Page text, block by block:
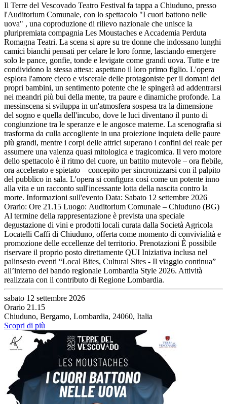
Il Terre del Vescovado Teatro Festival fa tappa a Chiuduno, presso
l'Auditorium Comunale, con lo spettacolo "I cuori battono nelle
uova" , una coproduzione di rilievo nazionale che unisce la
pluripremiata compagnia Les Moustaches e Accademia Perduta
Romagna Teatri. La scena si apre su tre donne che indossano lunghi
camici bianchi pensati per celare le loro forme, lasciando emergere
solo le pance, gonfie, tonde e levigate come grandi uova. Tutte e tre
condividono la stessa attesa: aspettano il loro primo figlio. L'opera
esplora l'amore cieco e viscerale delle protagoniste per il domani dei
propri bambini, un sentimento potente che le spingerà ad addentrarsi
nei meandri più bui della mente, tra paure e dinamiche profonde. La
messinscena si sviluppa in un'atmosfera sospesa tra la dimensione
del sogno e quella dell'incubo, dove le luci diventano il punto di
congiunzione tra le speranze e le angosce materne. La scenografia si
trasforma da culla accogliente in una proiezione inquieta delle paure
più grandi, mentre i corpi delle attrici superano i confini del reale per
assumere una valenza quasi mitologica e tragicomica. Il vero motore
dello spettacolo è il ritmo del cuore, un battito mutevole – ora flebile,
ora accelerato e spietato – concepito per sincronizzarsi con il palpito
del pubblico in sala. L'opera si configura così come un potente inno
alla vita e un racconto sull'incessante lotta della nascita contro la
morte. Informazioni sull'evento Data: Sabato 12 settembre 2026
Orario: Ore 21.15 Luogo: Auditorium Comunale – Chiuduno (BG)
Al termine della rappresentazione è prevista una speciale
degustazione di vini e prodotti locali curata dalla Società Agricola
Locatelli Caffi di Chiuduno, offerta come momento di convivialità e
promozione delle eccellenze del territorio. Prenotazioni È possibile
riservare il proprio posto direttamente QUI Iniziativa inclusa nel
palinsesto eventi “Local Bites, Cultural Sites - Il viaggio continua”
all’interno del bando regionale Lombardia Style 2026. Attività
realizzata con il contributo di Regione Lombardia.
sabato 12 settembre 2026
Orario 21.15
Chiuduno, Bergamo, Lombardia, 24060, Italia
Scopri di più